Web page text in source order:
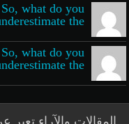
what do you
the...
what do you
the...
المقالات والآراء